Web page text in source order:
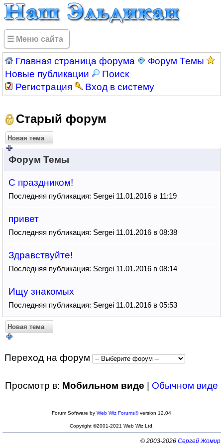
☰ Меню сайта
Главная страница форума
Форум Темы
Новые публикации
Поиск
Регистрация
Вход в систему
Старый форум
Новая тема
Форум Темы
С праздником!
Последняя публикация: Sergei 11.01.2016 в 11:19
привет
Последняя публикация: Sergei 11.01.2016 в 08:38
Здравствуйте!
Последняя публикация: Sergei 11.01.2016 в 08:14
Ищу знакомых
Последняя публикация: Sergei 11.01.2016 в 05:53
Новая тема
Переход на форум
Просмотр в: Мобильном виде Обычном виде
Forum Software by Web Wiz Forums®version 12.04
Copyright ©2001-2021 Web Wiz Ltd.
© 2003-2026 Сергей Жомир